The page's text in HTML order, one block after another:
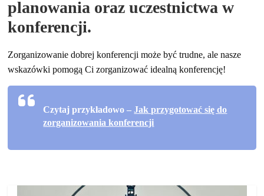
planowania oraz uczestnictwa w
konferencji.
Zorganizowanie dobrej konferencji może być trudne, ale nasze
wskazówki pomogą Ci zorganizować idealną konferencję!
Czytaj przykładowo –Jak przygotować się do
zorganizowania konferencji